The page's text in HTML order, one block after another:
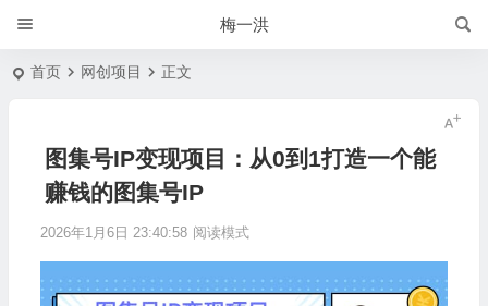
梅一洪
首页 网创项目 正文
图集号IP变现项目：从0到1打造一个能
赚钱的图集号IP
2026年1月6日 23:40:58 阅读模式